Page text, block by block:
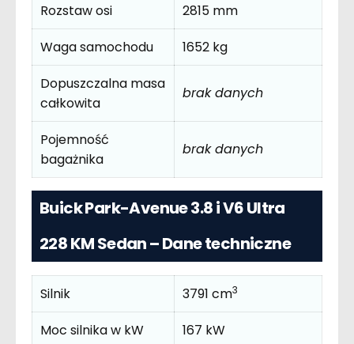
Rozstaw osi
2815 mm
Waga samochodu
1652 kg
Dopuszczalna masa
całkowita
brak danych
Pojemność
bagażnika
brak danych
Buick Park-Avenue 3.8 i V6 Ultra
228 KM Sedan – Dane techniczne
Silnik 3791 cm3
Moc silnika w kW 167 kW